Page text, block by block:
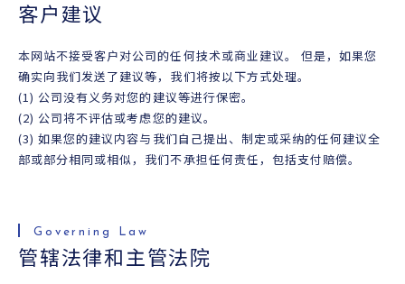
客户建议
本网站不接受客户对公司的任何技术或商业建议。 但是，如果您
确实向我们发送了建议等，我们将按以下方式处理。
(1) 公司没有义务对您的建议等进行保密。
(2) 公司将不评估或考虑您的建议。
(3) 如果您的建议内容与我们自己提出、制定或采纳的任何建议全
部或部分相同或相似，我们不承担任何责任，包括支付赔偿。
管辖法律和主管法院